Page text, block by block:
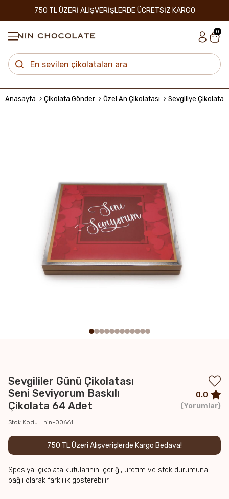
750 TL ÜZERİ ALIŞVERİŞLERDE ÜCRETSİZ KARGO
0
Anasayfa Çikolata Gönder Özel An Çikolatası Sevgiliye Çikolata
Sevgililer Günü Çikolatası
Seni Seviyorum Baskılı
Çikolata 64 Adet
Stok Kodu nin-00661
750 TL Üzeri Alışverişlerde Kargo Bedava!
Spesiyal çikolata kutularının içeriği, üretim ve stok durumuna
bağlı olarak farklılık gösterebilir.
0.0
Yorumlar